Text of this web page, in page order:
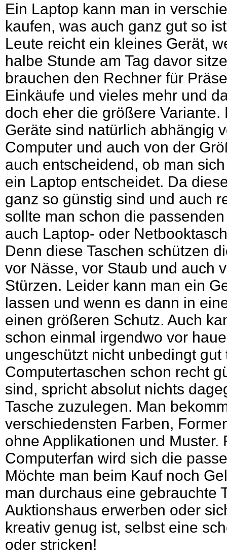
Ein Laptop kann man in
kaufen, was auch ganz gut so
Leute reicht ein kleines Gerät,
halbe Stunde am Tag davor
brauchen den Rechner für
Einkäufe und vieles mehr und
doch eher die größere Variante.
Geräte sind natürlich abhängig
Computer und auch von der
auch entscheidend, ob man
ein Laptop entscheidet. Da
ganz so günstig sind und auch
sollte man schon die
auch Laptop- oder
Denn diese Taschen schützen
vor Nässe, vor Staub und auch
Stürzen. Leider kann man ein
lassen und wenn es dann in
einen größeren Schutz. Auch
schon einmal irgendwo vor
ungeschützt nicht unbedingt gut
Computertaschen schon recht
sind, spricht absolut nichts
Tasche zuzulegen. Man
verschiedensten Farben,
ohne Applikationen und Muster.
Computerfan wird sich die
Möchte man beim Kauf noch
man durchaus eine gebrauchte
Auktionshaus erwerben oder
kreativ genug ist, selbst eine
oder stricken!